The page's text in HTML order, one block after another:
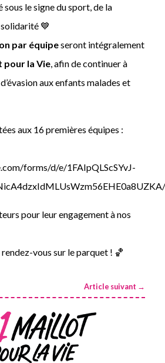
sous le signe du sport, de la
💙
par équipeseront intégralement
pour la Vie, afin de continuer à
aux enfants malades et
aux 16 premières équipes :
forms/d/e/1FAIpQLScSYvJ-
pour leur engagement à nos
vous sur le parquet ! 🏀
Article suivant →